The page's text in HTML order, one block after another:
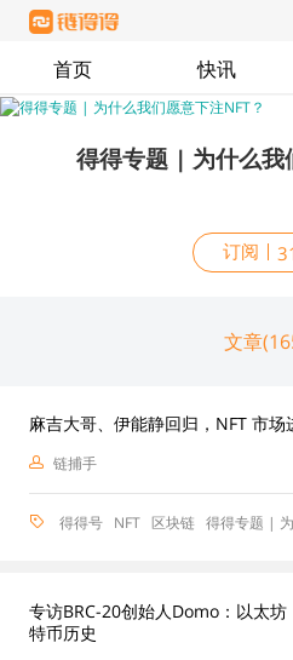
首页 快讯
得得专题 | 为什么我
订阅
文章
麻吉大哥、伊能静回归，NFT 市场
链捕手
得得号 NFT 区块链 得得专题 |
专访BRC-20创始人Domo：以太
特币历史